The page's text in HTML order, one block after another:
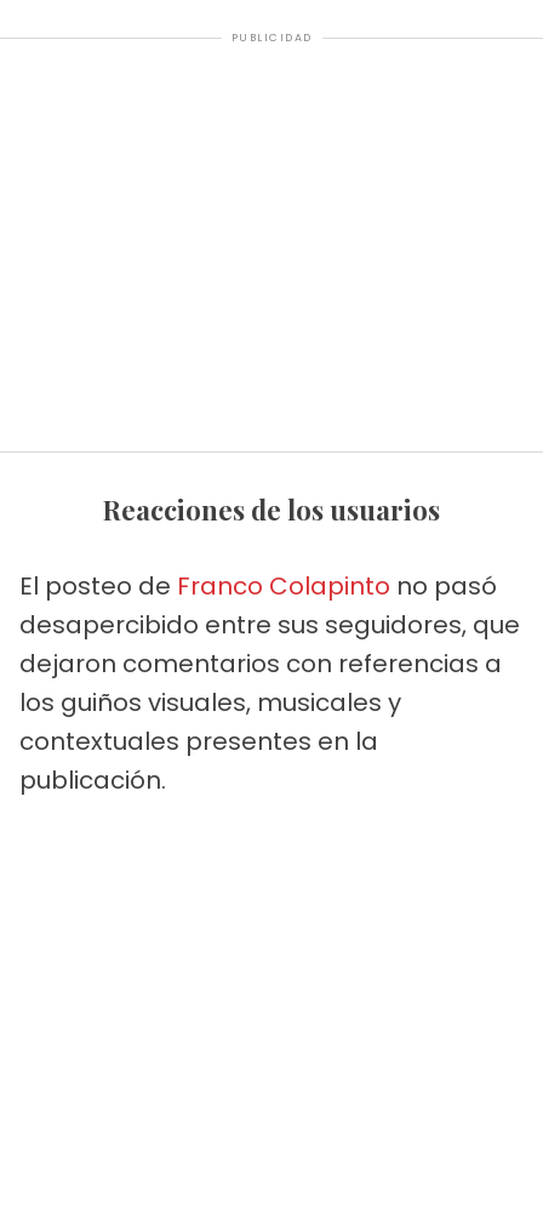
PUBLICIDAD
Reacciones de los usuarios
El posteo de Franco Colapinto no pasó
desapercibido entre sus seguidores, que
dejaron comentarios con referencias a
los guiños visuales, musicales y
contextuales presentes en la
publicación.